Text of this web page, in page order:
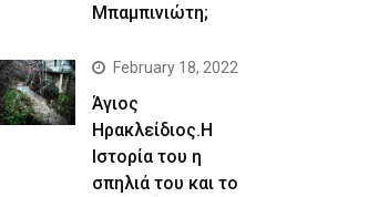
Μπαμπινιώτη;
February 18, 2022
Άγιος
Ηρακλείδιος.Η
Ιστορία του η
σπηλιά του και το